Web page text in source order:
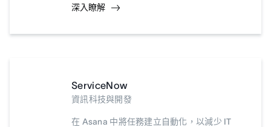
深入瞭解
ServiceNow
資訊科技與開發
在 Asana 中將任務建立自動化，以減少 IT